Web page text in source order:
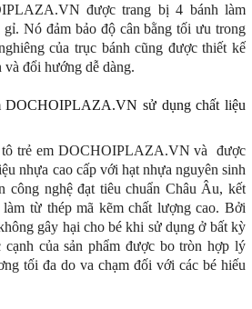
được trang bị 4 bánh làm
Nó đảm bảo độ cân bằng tối ưu trong
của trục bánh cũng được thiết kế
đổi hướng dễ dàng.
DOCHOIPLAZA.VN sử dụng chất liệu
tô trẻ em DOCHOIPLAZA.VN và được
nhựa cao cấp với hạt nhựa nguyên sinh
công nghệ đạt tiêu chuẩn Châu Âu, kết
từ thép mã kẽm chất lượng cao. Bởi
gây hại cho bé khi sử dụng ở bất kỳ
của sản phẩm được bo tròn hợp lý
tối đa do va chạm đối với các bé hiếu